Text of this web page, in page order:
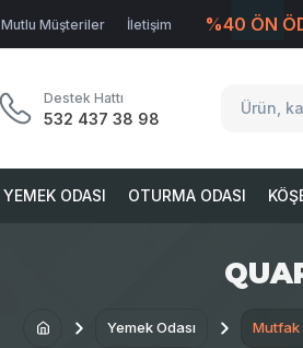
Mutlu Müşteriler İletişim %40 ÖN
Destek Hattı
532 437 38 98
YEMEK ODASI OTURMA ODASI
Yemek Odası Mutfak
T-